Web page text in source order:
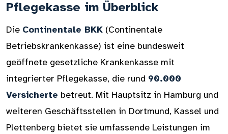
Pflegekasse im Überblick
Die Continentale BKK (Continentale
Betriebskrankenkasse) ist eine bundesweit
geöffnete gesetzliche Krankenkasse mit
integrierter Pflegekasse, die rund 90.000
Versicherte betreut. Mit Hauptsitz in Hamburg und
weiteren Geschäftsstellen in Dortmund, Kassel und
Plettenberg bietet sie umfassende Leistungen im